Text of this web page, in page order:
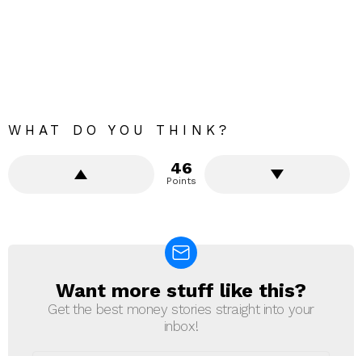
WHAT DO YOU THINK?
46
Points
NEWSLETTER
Want more stuff like this?
Get the best money stories straight into your
inbox!